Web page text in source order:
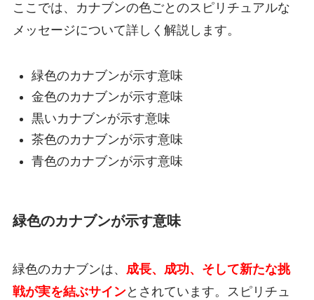
ここでは、カナブンの色ごとのスピリチュアルな
メッセージについて詳しく解説します。
緑色のカナブンが示す意味
金色のカナブンが示す意味
黒いカナブンが示す意味
茶色のカナブンが示す意味
青色のカナブンが示す意味
緑色のカナブンが示す意味
緑色のカナブンは、 成長、成功、そして新たな挑
戦が実を結ぶサインとされています。スピリチュ